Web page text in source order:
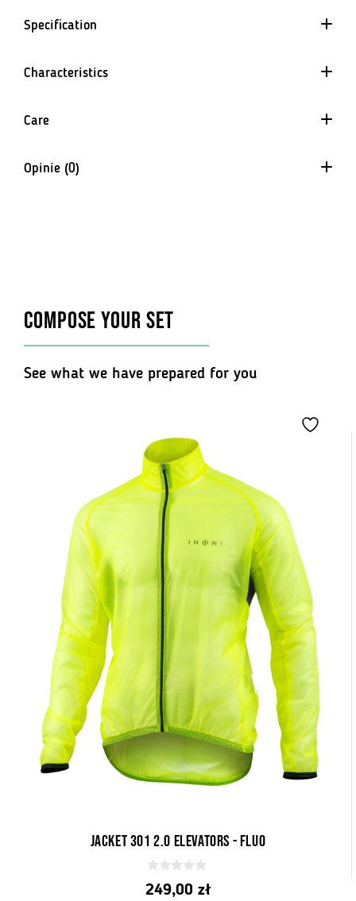
Specification
Characteristics
Care
Opinie (0)
COMPOSE YOUR SET
See what we have prepared for you
Jacket 301 2.0 elevators - fluo
0
z
249,00 zł